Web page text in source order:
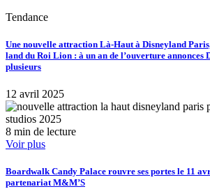
Tendance
Une nouvelle attraction Là-Haut à Disneyland
land du Roi Lion : à un an de l’ouverture annonces
plusieurs
12 avril 2025
8 min de lecture
Voir plus
Boardwalk Candy Palace rouvre ses portes le 11
partenariat M&M’S